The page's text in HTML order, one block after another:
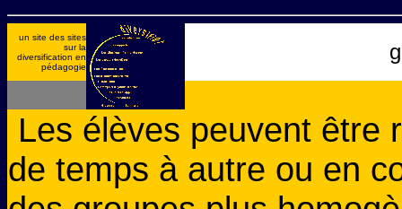
un site des sites
sur la
diversification en
pédagogie
Les élèves peuvent être
de temps à autre ou en